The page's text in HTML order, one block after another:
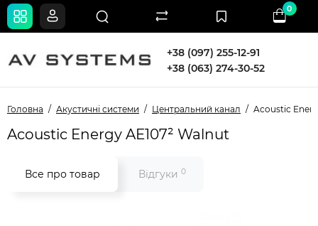
+38 (097) 255-12-91
+38 (063) 274-30-52
0
Головна Акустичні системи Центральний канал Acoustic
Acoustic Energy AE107² Walnut
Все про товар Відгуки 0